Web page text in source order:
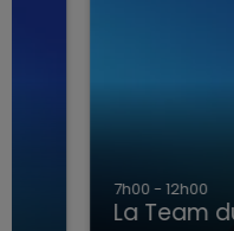
7h00 - 12h00
La Team du